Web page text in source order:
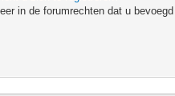
in de forumrechten dat u